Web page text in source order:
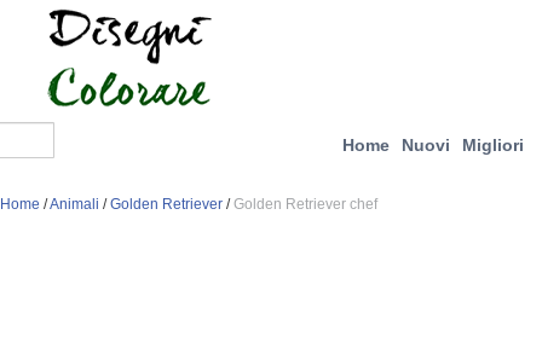
Home Nuovi Migliori
Home /Animali /Golden Retriever /Golden Retriever chef